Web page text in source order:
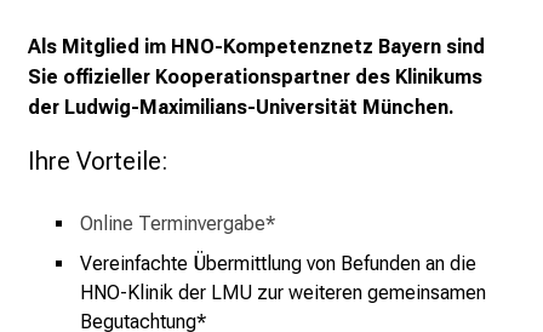
Als Mitglied im HNO-Kompetenznetz Bayern sind
Sie offizieller Kooperationspartner des Klinikums
der Ludwig-Maximilians-Universität München.
Ihre Vorteile:
Online Terminvergabe*
Vereinfachte Übermittlung von Befunden an die
HNO-Klinik der LMU zur weiteren gemeinsamen
Begutachtung*